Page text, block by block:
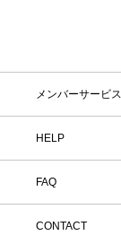
メンバーサービス
HELP
FAQ
CONTACT